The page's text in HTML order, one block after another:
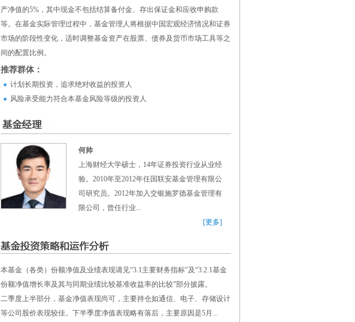
产净值的5%，其中现金不包括结算备付金、存出保证金和应收申购款
等。在基金实际管理过程中，基金管理人将根据中国宏观经济情况和证券
市场的阶段性变化，适时调整基金资产在股票、债券及货币市场工具等之
间的配置比例。
推荐群体：
计划长期投资，追求绝对收益的投资人
风险承受能力符合本基金风险等级的投资人
何帅
上海财经大学硕士，14年证券投资行业从业经
验。2010年至2012年任国联安基金管理有限公
司研究员。2012年加入交银施罗德基金管理有
限公司，曾任行业...
[更多]
本基金（各类）份额净值及业绩表现请见“3.1主要财务指标”及“3.2.1基金
份额净值增长率及其与同期业绩比较基准收益率的比较”部分披露。
二季度上半部分，基金净值表现尚可，主要持仓如通信、电子、存储设计
等公司股价表现较佳。下半季度净值表现略有落后，主要原因是5月...